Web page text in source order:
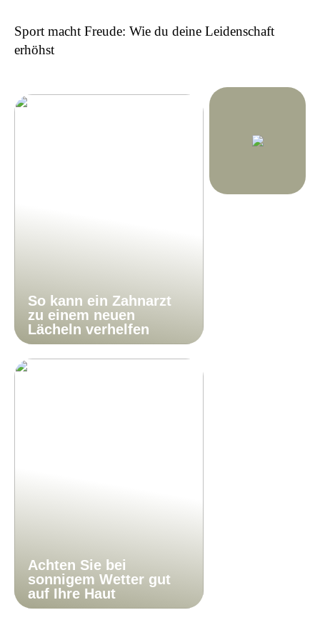
Sport macht Freude: Wie du deine Leidenschaft
erhöhst
So kann ein Zahnarzt
zu einem neuen
Lächeln verhelfen
Achten Sie bei
sonnigem Wetter gut
auf Ihre Haut